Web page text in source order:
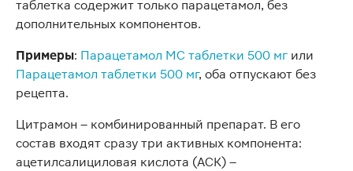
таблетка содержит только парацетамол, без
дополнительных компонентов.
Примеры: Парацетамол МС таблетки 500 мг или
Парацетамол таблетки 500 мг, оба отпускают без
рецепта.
Цитрамон – комбинированный препарат. В его
состав входят сразу три активных компонента:
ацетилсалициловая кислота (АСК) –